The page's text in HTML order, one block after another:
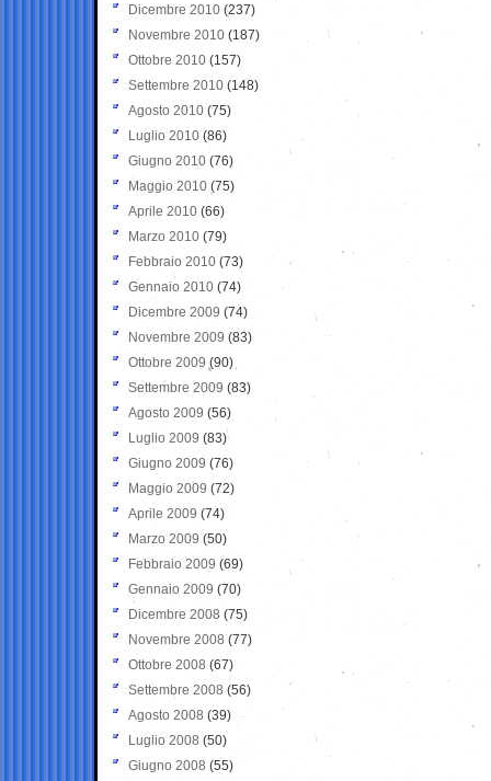
Dicembre 2010 (237)
Novembre 2010 (187)
Ottobre 2010 (157)
Settembre 2010 (148)
Agosto 2010 (75)
Luglio 2010 (86)
Giugno 2010 (76)
Maggio 2010 (75)
Aprile 2010 (66)
Marzo 2010 (79)
Febbraio 2010 (73)
Gennaio 2010 (74)
Dicembre 2009 (74)
Novembre 2009 (83)
Ottobre 2009 (90)
Settembre 2009 (83)
Agosto 2009 (56)
Luglio 2009 (83)
Giugno 2009 (76)
Maggio 2009 (72)
Aprile 2009 (74)
Marzo 2009 (50)
Febbraio 2009 (69)
Gennaio 2009 (70)
Dicembre 2008 (75)
Novembre 2008 (77)
Ottobre 2008 (67)
Settembre 2008 (56)
Agosto 2008 (39)
Luglio 2008 (50)
Giugno 2008 (55)